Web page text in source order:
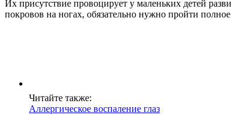
Их присутствие провоцирует у маленьких детей
покровов на ногах, обязательно нужно пройти
Читайте также:
Аллергическое воспаление глаз